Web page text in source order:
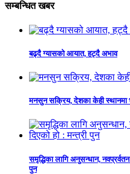
सम्बन्धित खबर
बढ्दै ग्यासको आयात, हट्दै अभाव
मनसुन सक्रिय, देशका केही स्थानमा
समृद्धिका लागि अनुसन्धान,
पुन